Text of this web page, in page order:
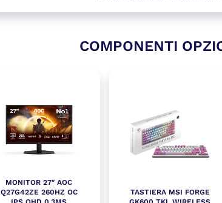
COMPONENTI
MONITOR 27″ AOC
Q27G42ZE 260HZ OC
TASTIERA MSI FORGE